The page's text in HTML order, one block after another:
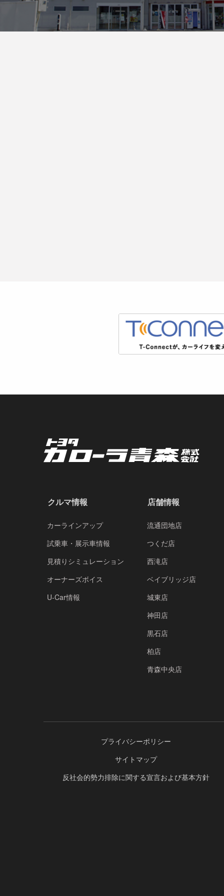
クルマ情報
カーラインアップ
試乗車・展示車情報
見積りシミュレーション
オーナーズボイス
U-Car情報
店舗情報
流通団地店
つくだ店
西滝店
ベイブリッジ店
城東店
神田店
黒石店
柏店
青森中央店
プライバシーポリシー
サイトマップ
反社会的勢力排除に関する宣言および基本方針